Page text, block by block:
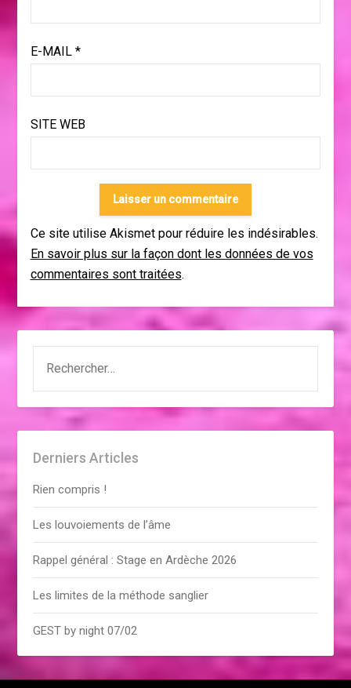
E-MAIL *
SITE WEB
Ce site utilise Akismet pour réduire les indésirables.
En savoir plus sur la façon dont les données de vos
commentaires sont traitées.
Derniers Articles
Rien compris !
Les louvoiements de l’âme
Rappel général : Stage en Ardèche 2026
Les limites de la méthode sanglier
GEST by night 07/02